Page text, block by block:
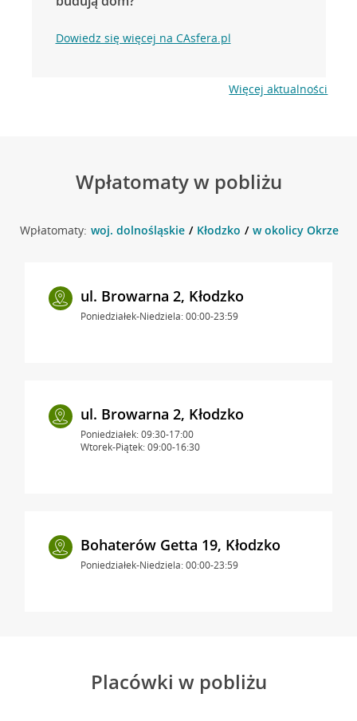
Dowiedz się więcej na CAsfera.pl
Więcej aktualności
Wpłatomaty w pobliżu
Wpłatomaty: woj. dolnośląskie Kłodzko w okolicy Okrzei 3
ul. Browarna 2, Kłodzko
Poniedziałek-Niedziela: 00:00-23:59
ul. Browarna 2, Kłodzko
Poniedziałek: 09:30-17:00
Wtorek-Piątek: 09:00-16:30
Bohaterów Getta 19, Kłodzko
Poniedziałek-Niedziela: 00:00-23:59
Placówki w pobliżu